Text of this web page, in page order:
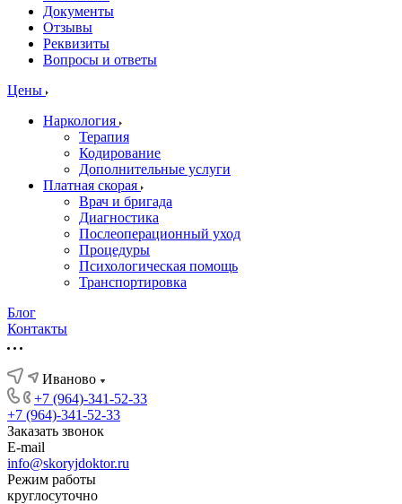
Документы
Отзывы
Реквизиты
Вопросы и ответы
Цены
Наркология
Терапия
Кодирование
Дополнительные услуги
Платная скорая
Врач и бригада
Диагностика
Послеоперационный уход
Процедуры
Психологическая помощь
Транспортировка
Блог
Контакты
Иваново
+7 (964)-341-52-33
+7 (964)-341-52-33
Заказать звонок
E-mail
info@skoryjdoktor.ru
Режим работы
круглосуточно